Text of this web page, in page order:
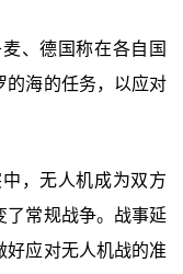
、德国称在各自国
的海的任务，以应对
，无人机成为双方
了常规战争。战事延
好应对无人机战的准